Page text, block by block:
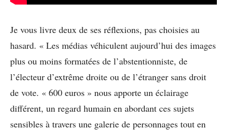
Je vous livre deux de ses réflexions, pas choisies au
hasard. « Les médias véhiculent aujourd’hui des images
plus ou moins formatées de l’abstentionniste, de
l’électeur d’extrême droite ou de l’étranger sans droit
de vote. « 600 euros » nous apporte un éclairage
différent, un regard humain en abordant ces sujets
sensibles à travers une galerie de personnages tout en